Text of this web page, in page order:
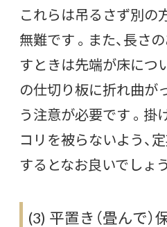
これらは吊るさず別の
無難です 。また、長さ
すときは先端が床につ
の仕切り板に折れ曲が
う注意が必要です 。掛
コリを被らないよう、
するとなお良いでしょう
(3) 平置き（畳んで